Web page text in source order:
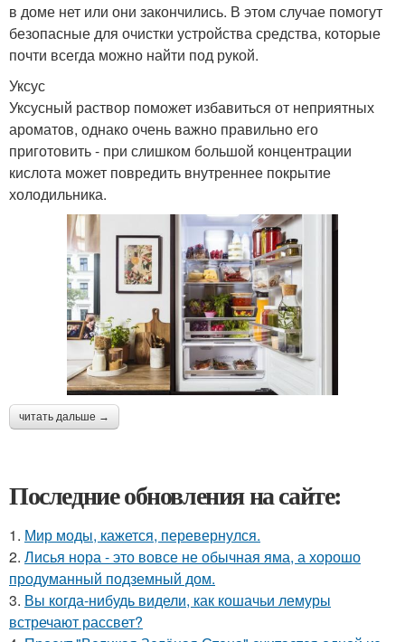
в доме нет или они закончились. В этом случае помогут
безопасные для очистки устройства средства, которые
почти всегда можно найти под рукой.
Уксус
Уксусный раствор поможет избавиться от неприятных
ароматов, однако очень важно правильно его
приготовить - при слишком большой концентрации
кислота может повредить внутреннее покрытие
холодильника.
читать дальше →
Последние обновления на сайте:
1. Мир моды, кажется, перевернулся.
2. Лисья нора - это вовсе не обычная яма, а хорошо
продуманный подземный дом.
3. Вы когда-нибудь видели, как кошачьи лемуры
встречают рассвет?